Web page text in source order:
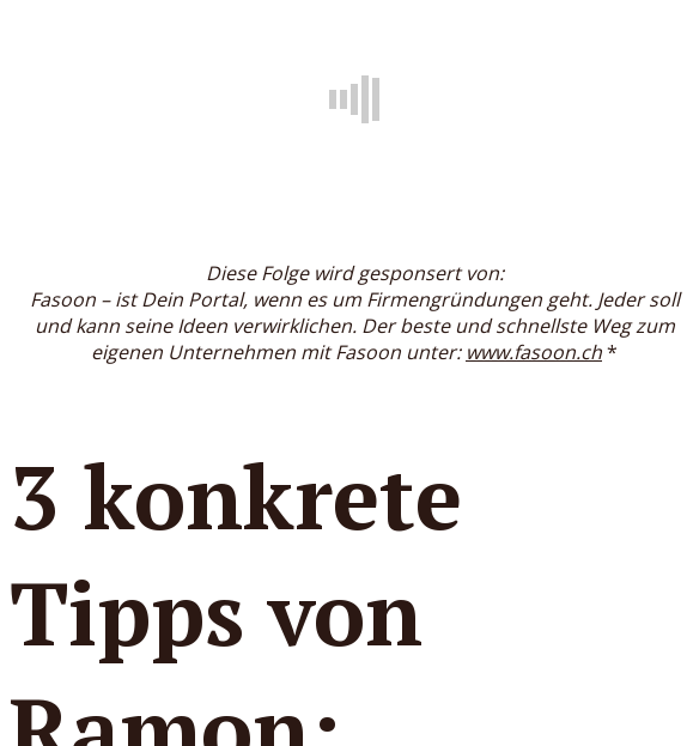
Diese Folge wird gesponsert von:
Fasoon – ist Dein Portal, wenn es um Firmengründungen geht. Jeder soll
und kann seine Ideen verwirklichen. Der beste und schnellste Weg zum
eigenen Unternehmen mit Fasoon unter: www.fasoon.ch*
3 konkrete
Tipps von